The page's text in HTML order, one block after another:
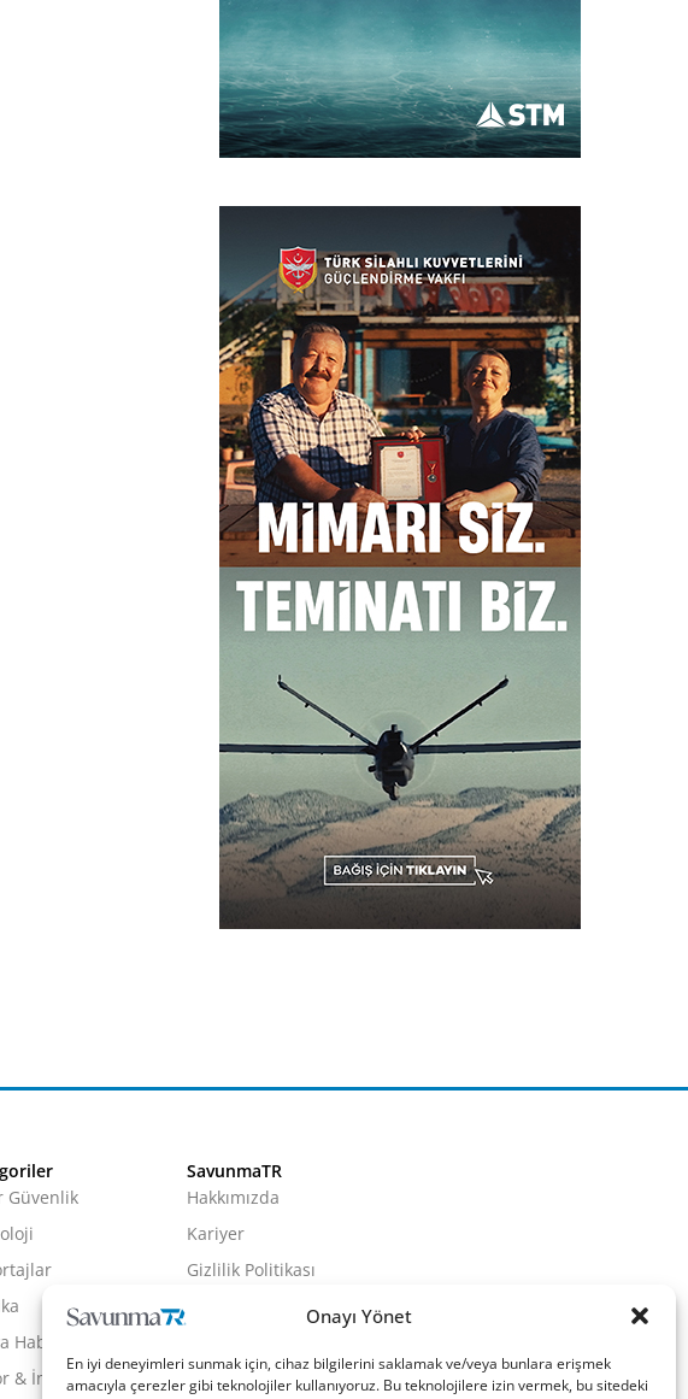
Onayı Yönet
En iyi deneyimleri sunmak için, cihaz bilgilerini saklamak ve/veya bunlara erişmek
amacıyla çerezler gibi teknolojiler kullanıyoruz. Bu teknolojilere izin vermek, bu sitedeki
Güvenlik
Haber
& İnfografik
SavunmaTR
Hakkımızda
Kariyer
Gizlilik Politikası